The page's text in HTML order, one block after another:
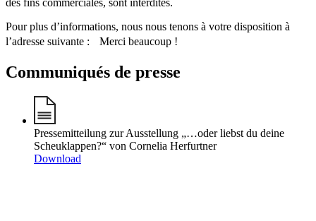
des fins commerciales, sont interdites.
Pour plus d’informations, nous nous tenons à votre disposition à
l’adresse suivante : Merci beaucoup !
Communiqués de presse
Pressemitteilung zur Ausstellung „…oder liebst du deine
Scheuklappen?“ von Cornelia Herfurtner
Download